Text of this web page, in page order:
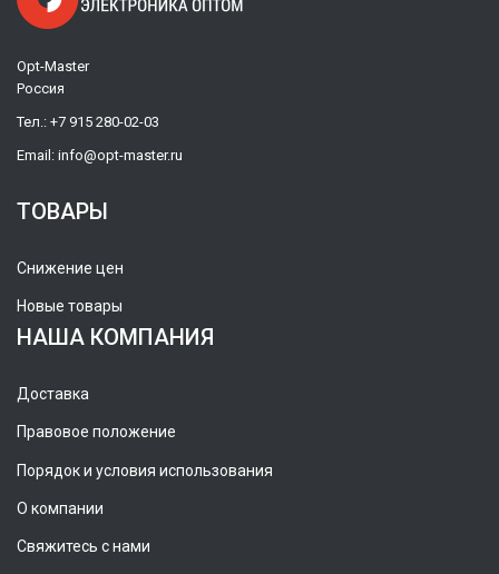
Opt-Master
Россия
Тел.: +7 915 280-02-03
Email: info@opt-master.ru
ТОВАРЫ
Снижение цен
Новые товары
НАША КОМПАНИЯ
Доставка
Правовое положение
Порядок и условия использования
О компании
Свяжитесь с нами